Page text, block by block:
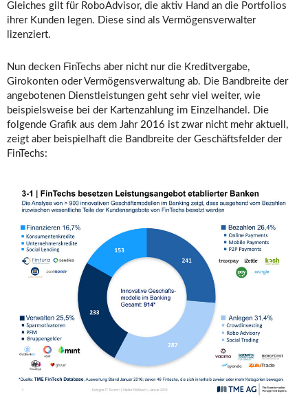
Gleiches gilt für RoboAdvisor, die aktiv Hand an die Portfolios
ihrer Kunden legen. Diese sind als Vermögensverwalter
lizenziert.
Nun decken FinTechs aber nicht nur die Kreditvergabe,
Girokonten oder Vermögensverwaltung ab. Die Bandbreite der
angebotenen Dienstleistungen geht sehr viel weiter, wie
beispielsweise bei der Kartenzahlung im Einzelhandel. Die
folgende Grafik aus dem Jahr 2016 ist zwar nicht mehr aktuell,
zeigt aber beispielhaft die Bandbreite der Geschäftsfelder der
FinTechs: